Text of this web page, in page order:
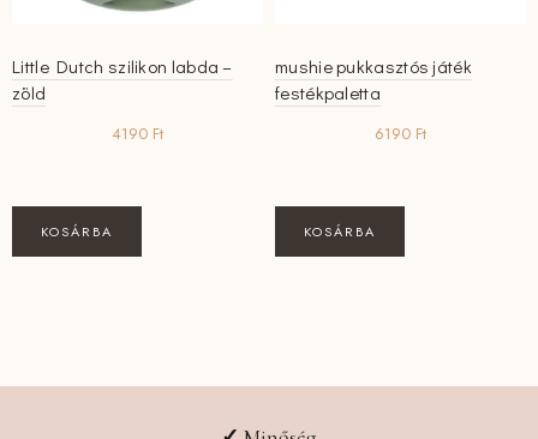
Little Dutch szilikon labda –
zöld
4190 Ft
KOSÁRBA
mushie pukkasztós játék
festékpaletta
6190 Ft
KOSÁRBA